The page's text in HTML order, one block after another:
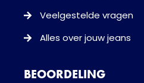
Veelgestelde vragen
Alles over jouw jeans
BEOORDELING